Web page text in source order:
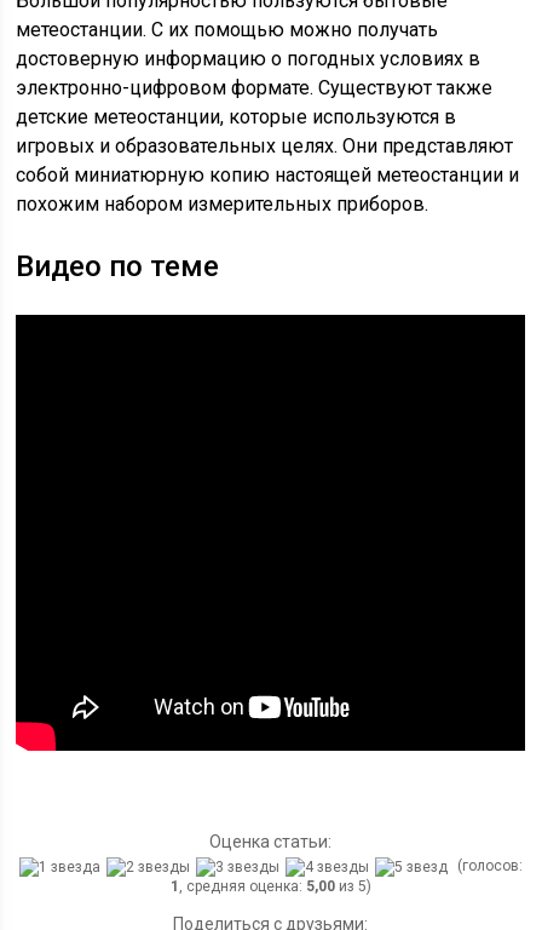
метеостанции. С их помощью можно получать
достоверную информацию о погодных условиях в
электронно-цифровом формате. Существуют также
детские метеостанции, которые используются в
игровых и образовательных целях. Они представляют
собой миниатюрную копию настоящей метеостанции и
похожим набором измерительных приборов.
Видео по теме
Оценка статьи:
(голосов:
1 , средняя оценка: 5,00из 5)
Поделиться с друзьями: